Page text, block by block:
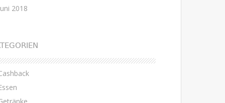
2018